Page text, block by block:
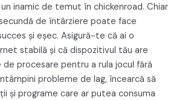
inamic de temut în chickenroad. Chiar
de întârziere poate face
și eșec. Asigură-te că ai o
stabilă și că dispozitivul tău are
procesare pentru a rula jocul fără
probleme de lag, încearcă să
și programe care ar putea consuma